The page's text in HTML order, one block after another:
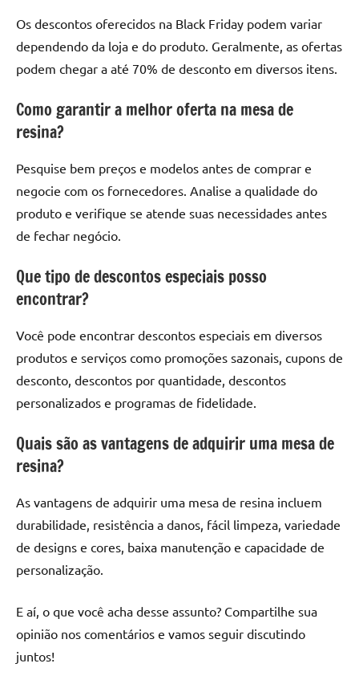
Os descontos oferecidos na Black Friday podem variar
dependendo da loja e do produto. Geralmente, as ofertas
podem chegar a até 70% de desconto em diversos itens.
Como garantir a melhor oferta na mesa de
resina?
Pesquise bem preços e modelos antes de comprar e
negocie com os fornecedores. Analise a qualidade do
produto e verifique se atende suas necessidades antes
de fechar negócio.
Que tipo de descontos especiais posso
encontrar?
Você pode encontrar descontos especiais em diversos
produtos e serviços como promoções sazonais, cupons de
desconto, descontos por quantidade, descontos
personalizados e programas de fidelidade.
Quais são as vantagens de adquirir uma mesa de
resina?
As vantagens de adquirir uma mesa de resina incluem
durabilidade, resistência a danos, fácil limpeza, variedade
de designs e cores, baixa manutenção e capacidade de
personalização.
E aí, o que você acha desse assunto? Compartilhe sua
opinião nos comentários e vamos seguir discutindo
juntos!